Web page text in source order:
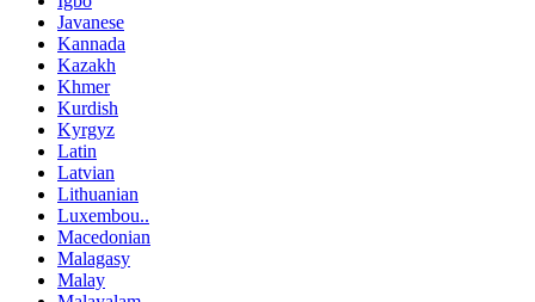
Javanese
Kannada
Kazakh
Khmer
Kurdish
Kyrgyz
Latin
Latvian
Lithuanian
Luxembou..
Macedonian
Malagasy
Malay